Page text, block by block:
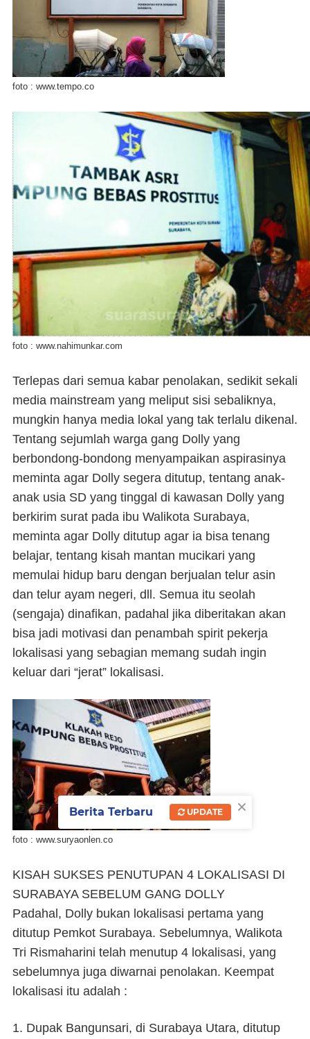
foto : www.tempo.co
foto : www.nahimunkar.com
Terlepas dari semua kabar penolakan, sedikit sekali
media mainstream yang meliput sisi sebaliknya,
mungkin hanya media lokal yang tak terlalu dikenal.
Tentang sejumlah warga gang Dolly yang
berbondong-bondong menyampaikan aspirasinya
meminta agar Dolly segera ditutup, tentang anak-
anak usia SD yang tinggal di kawasan Dolly yang
berkirim surat pada ibu Walikota Surabaya,
meminta agar Dolly ditutup agar ia bisa tenang
belajar, tentang kisah mantan mucikari yang
memulai hidup baru dengan berjualan telur asin
dan telur ayam negeri, dll. Semua itu seolah
(sengaja) dinafikan, padahal jika diberitakan akan
bisa jadi motivasi dan penambah spirit pekerja
lokalisasi yang sebagian memang sudah ingin
keluar dari “jerat” lokalisasi.
foto : www.suryaonlen.co
KISAH SUKSES PENUTUPAN 4 LOKALISASI DI
SURABAYA SEBELUM GANG DOLLY
Padahal, Dolly bukan lokalisasi pertama yang
ditutup Pemkot Surabaya. Sebelumnya, Walikota
Tri Rismaharini telah menutup 4 lokalisasi, yang
sebelumnya juga diwarnai penolakan. Keempat
lokalisasi itu adalah :
1. Dupak Bangunsari, di Surabaya Utara, ditutup
×
Berita Terbaru UPDATE